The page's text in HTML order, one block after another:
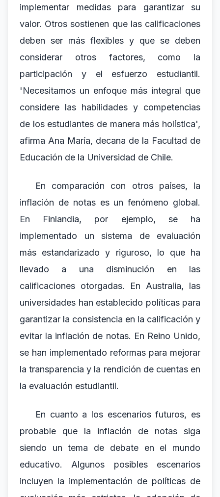
implementar medidas para garantizar su
valor. Otros sostienen que las calificaciones
deben ser más flexibles y que se deben
considerar otros factores, como la
participación y el esfuerzo estudiantil.
'Necesitamos un enfoque más integral que
considere las habilidades y competencias
de los estudiantes de manera más holística',
afirma Ana María, decana de la Facultad de
Educación de la Universidad de Chile.
En comparación con otros países, la
inflación de notas es un fenómeno global.
En Finlandia, por ejemplo, se ha
implementado un sistema de evaluación
más estandarizado y riguroso, lo que ha
llevado a una disminución en las
calificaciones otorgadas. En Australia, las
universidades han establecido políticas para
garantizar la consistencia en la calificación y
evitar la inflación de notas. En Reino Unido,
se han implementado reformas para mejorar
la transparencia y la rendición de cuentas en
la evaluación estudiantil.
En cuanto a los escenarios futuros, es
probable que la inflación de notas siga
siendo un tema de debate en el mundo
educativo. Algunos posibles escenarios
incluyen la implementación de políticas de